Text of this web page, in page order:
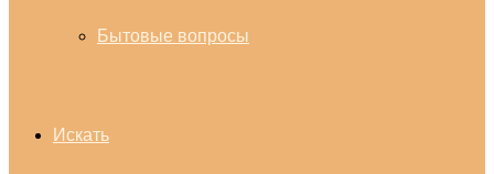
Бытовые вопросы
Искать